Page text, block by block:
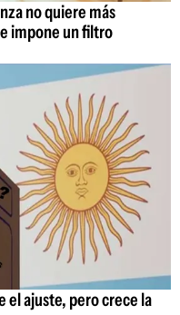
no quiere más
impone un filtro
el ajuste, pero crece la